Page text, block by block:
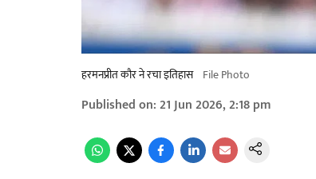
हरमनप्रीत कौर ने रचा इतिहास File Photo
Published on:21 Jun 2026, 2:18 pm